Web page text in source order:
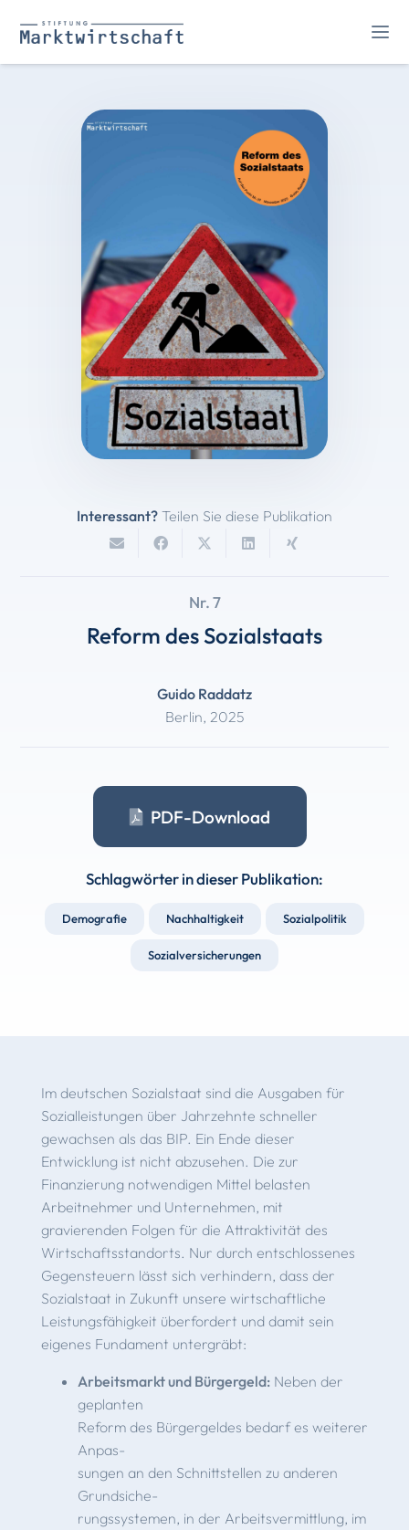
Interessant? Teilen Sie diese Publikation
Nr. 7
Reform des Sozialstaats
Guido Raddatz
Berlin, 2025
PDF-Download
Schlagwörter in dieser Publikation:
Demografie Nachhaltigkeit Sozialpolitik
Sozialversicherungen
Im deutschen Sozialstaat sind die Ausgaben für
Sozialleistungen über Jahrzehnte schneller
gewachsen als das BIP. Ein Ende dieser
Entwicklung ist nicht abzusehen. Die zur
Finanzierung notwendigen Mittel belasten
Arbeitnehmer und Unternehmen, mit
gravierenden Folgen für die Attraktivität des
Wirtschaftsstandorts. Nur durch entschlossenes
Gegensteuern lässt sich verhindern, dass der
Sozialstaat in Zukunft unsere wirtschaftliche
Leistungsfähigkeit überfordert und damit sein
eigenes Fundament untergräbt:
Arbeitsmarkt und Bürgergeld:Neben der
geplanten
Reform des Bürgergeldes bedarf es weiterer
Anpas-
sungen an den Schnittstellen zu anderen
Grundsiche-
rungssystemen, in der Arbeitsvermittlung, im